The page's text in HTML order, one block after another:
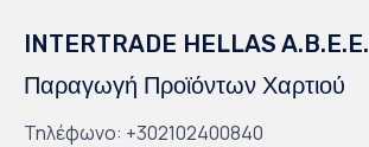
INTERTRADE HELLAS A.B.E.E.
Παραγωγή Προϊόντων Χαρτιού
Τηλέφωνο: +302102400840